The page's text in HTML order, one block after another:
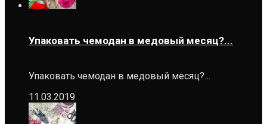
Упаковать чемодан в медовый месяц?...
Упаковать чемодан в медовый месяц?…
11.03.2019